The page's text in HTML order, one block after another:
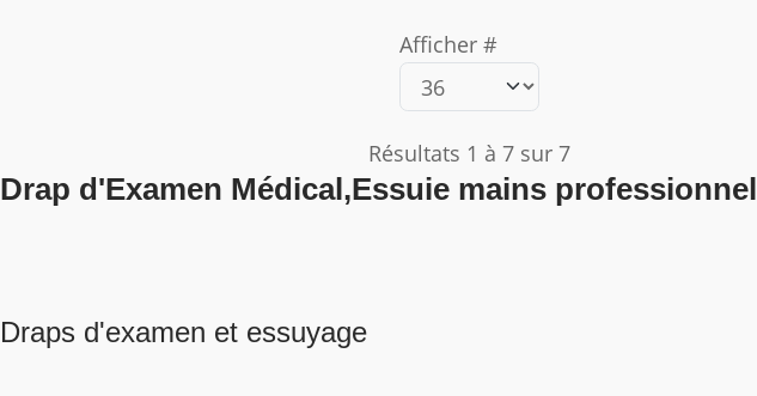
Afficher #
Résultats 1 à 7 sur 7
Drap d'Examen Médical,Essuie mains professionnel
Draps d'examen et essuyage